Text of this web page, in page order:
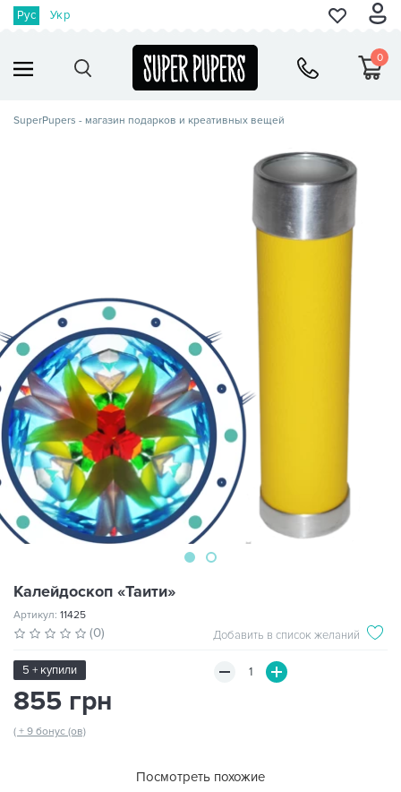
Рус Укр
0
SuperPupers - магазин подарков и креативных вещей
Калейдоскоп «Таити»
Артикул: 11425
(0) Добавить в список желаний
5 + купили
855 грн
( + 9 бонус (ов)
Посмотреть похожие